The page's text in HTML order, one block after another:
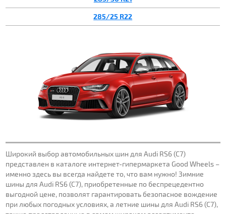
285/25 R22
Широкий выбор автомобильных шин для Audi RS6 (C7)
представлен в каталоге интернет-гипермаркета Good Wheels –
именно здесь вы всегда найдете то, что вам нужно! Зимние
шины для Audi RS6 (C7), приобретенные по беспрецедентно
выгодной цене, позволят гарантировать безопасное вождение
при любых погодных условиях, а летние шины для Audi RS6 (C7),